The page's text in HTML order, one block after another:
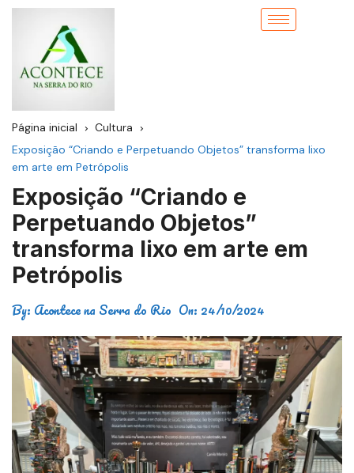
Página inicial
Cultura
Exposição “Criando e Perpetuando Objetos” transforma lixo
em arte em Petrópolis
Exposição “Criando e
Perpetuando Objetos”
transforma lixo em arte em
Petrópolis
By: Acontece na Serra do Rio On: 24/10/2024